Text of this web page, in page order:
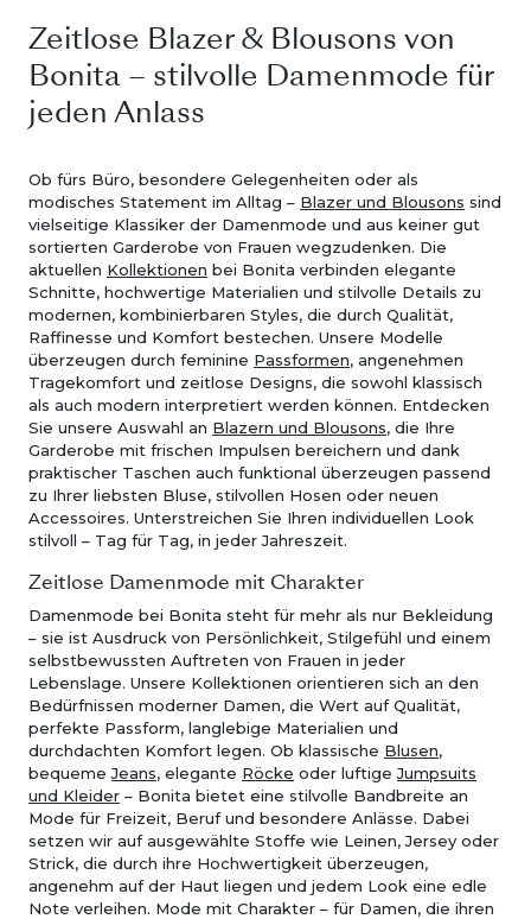
Zeitlose Blazer & Blousons von
Bonita – stilvolle Damenmode für
jeden Anlass
Ob fürs Büro, besondere Gelegenheiten oder als
modisches Statement im Alltag – Blazer und Blousons sind
vielseitige Klassiker der Damenmode und aus keiner gut
sortierten Garderobe von Frauen wegzudenken. Die
aktuellen Kollektionen bei Bonita verbinden elegante
Schnitte, hochwertige Materialien und stilvolle Details zu
modernen, kombinierbaren Styles, die durch Qualität,
Raffinesse und Komfort bestechen. Unsere Modelle
überzeugen durch feminine Passformen, angenehmen
Tragekomfort und zeitlose Designs, die sowohl klassisch
als auch modern interpretiert werden können. Entdecken
Sie unsere Auswahl an Blazern und Blousons, die Ihre
Garderobe mit frischen Impulsen bereichern und dank
praktischer Taschen auch funktional überzeugen passend
zu Ihrer liebsten Bluse, stilvollen Hosen oder neuen
Accessoires. Unterstreichen Sie Ihren individuellen Look
stilvoll – Tag für Tag, in jeder Jahreszeit.
Zeitlose Damenmode mit Charakter
Damenmode bei Bonita steht für mehr als nur Bekleidung
– sie ist Ausdruck von Persönlichkeit, Stilgefühl und einem
selbstbewussten Auftreten von Frauen in jeder
Lebenslage. Unsere Kollektionen orientieren sich an den
Bedürfnissen moderner Damen, die Wert auf Qualität,
perfekte Passform, langlebige Materialien und
durchdachten Komfort legen. Ob klassische Blusen,
bequemeJeans, elegante Röcke oder luftigeJumpsuits
und Kleider – Bonita bietet eine stilvolle Bandbreite an
Mode für Freizeit, Beruf und besondere Anlässe. Dabei
setzen wir auf ausgewählte Stoffe wie Leinen, Jersey oder
Strick, die durch ihre Hochwertigkeit überzeugen,
angenehm auf der Haut liegen und jedem Look eine edle
Note verleihen. Mode mit Charakter – für Damen, die ihren